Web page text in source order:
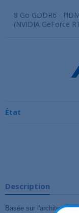
8 Go GDDR6 -
(NVIDIA GeForce
État
Description
Basée sur l'architecture